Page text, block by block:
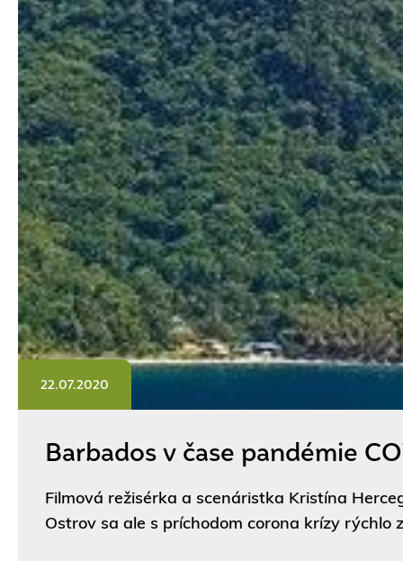
Barbados v čase pandémie
Filmová režisérka a scenáristka Kristína
Ostrov sa ale s príchodom corona krízy
22.07.2020